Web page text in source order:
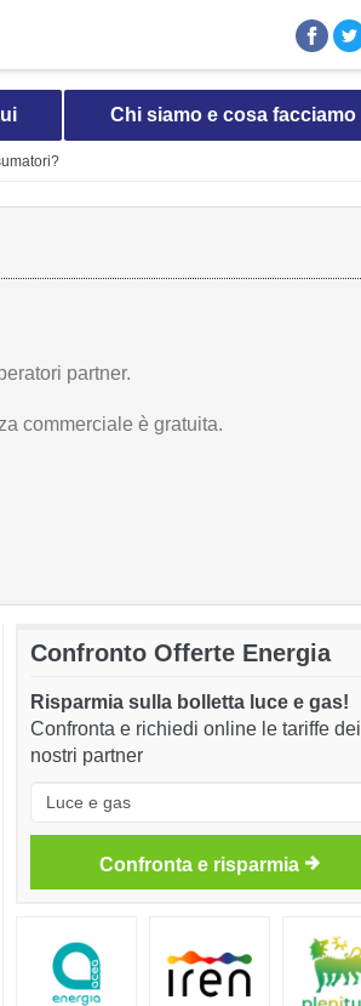
Chi siamo e cosa facciamo
partner.
commerciale è gratuita.
Confronto Offerte Energia
Risparmia sulla bolletta luce e gas!
Confronta e richiedi online le tariffe dei
nostri partner
Confronta e risparmia